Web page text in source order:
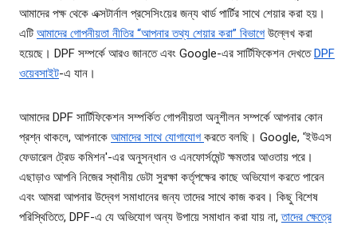
আমাদের পক্ষ থেকে এক্সটার্নাল প্রসেসিংয়ের জন্য থার্ড পার্টির সাথে শেয়ার করা হয়।
এটি আমাদের গোপনীয়তা নীতির “আপনার তথ্য শেয়ার করা” বিভাগে উল্লেখ করা
হয়েছে। DPF সম্পর্কে আরও জানতে এবং Google-এর সার্টিফিকেশন দেখতেDPF
ওয়েবসাইট-এ যান।
আমাদের DPF সার্টিফিকেশন সম্পর্কিত গোপনীয়তা অনুশীলন সম্পর্কে আপনার কোন
প্রশ্ন থাকলে, আপনাকে আমাদের সাথে যোগাযোগ করতে বলছি। Google, 'ইউএস
ফেডারেল ট্রেড কমিশন'-এর অনুসন্ধান ও এনফোর্সমেন্ট ক্ষমতার আওতায় পরে।
এছাড়াও আপনি নিজের স্থানীয় ডেটা সুরক্ষা কর্তৃপক্ষের কাছে অভিযোগ করতে পারেন
এবং আমরা আপনার উদ্বেগ সমাধানের জন্য তাদের সাথে কাজ করব। কিছু বিশেষ
পরিস্থিতিতে, DPF-এ যে অভিযোগ অন্য উপায়ে সমাধান করা যায় না,তাদের ক্ষেত্রে